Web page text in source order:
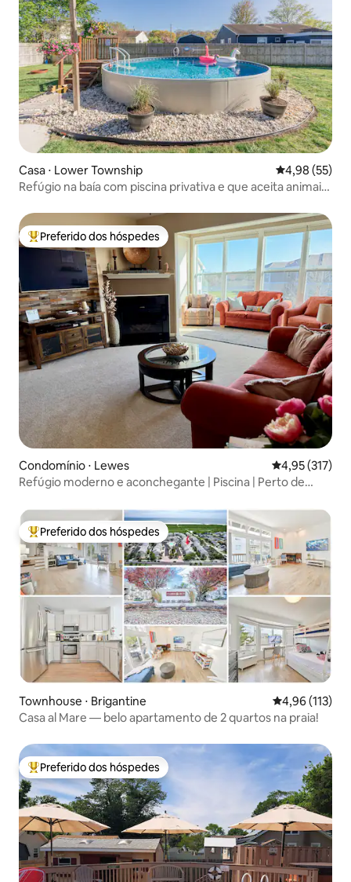
Casa ⋅ Lower Township 4,98 de uma
4,98 (55)
Refúgio na baía com piscina privativa e que aceita animais
Entre os melhores preferidos dos hóspedes
Preferido dos hóspedes
Condomínio ⋅ Lewes 4,95 de uma
4,95 (317)
Refúgio moderno e aconchegante | Piscina | Perto de
Entre os melhores preferidos dos hóspedes
Preferido dos hóspedes
Townhouse ⋅ Brigantine 4,96 de uma
4,96 (113)
Casa al Mare — belo apartamento de 2 quartos na praia!
Entre os melhores preferidos dos hóspedes
Preferido dos hóspedes